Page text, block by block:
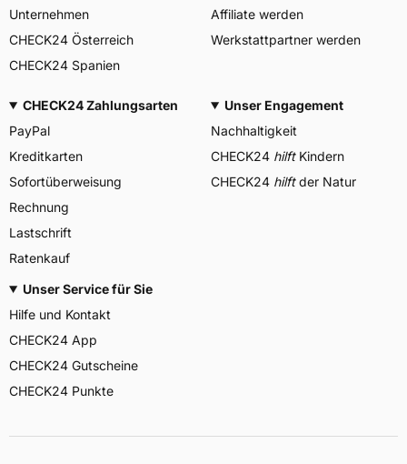
Unternehmen
CHECK24 Österreich
CHECK24 Spanien
Affiliate werden
Werkstattpartner werden
CHECK24 Zahlungsarten
PayPal
Kreditkarten
Sofortüberweisung
Rechnung
Lastschrift
Ratenkauf
Unser Engagement
Nachhaltigkeit
CHECK24 hilftKindern
CHECK24 hilftder Natur
Unser Service für Sie
Hilfe und Kontakt
CHECK24 App
CHECK24 Gutscheine
CHECK24 Punkte